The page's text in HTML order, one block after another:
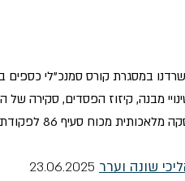
במסגרת קורס סמנכ"לי
מס הכנסה (נוסח חדש), התשכ"א 1961.
שונה וערר 06.2025